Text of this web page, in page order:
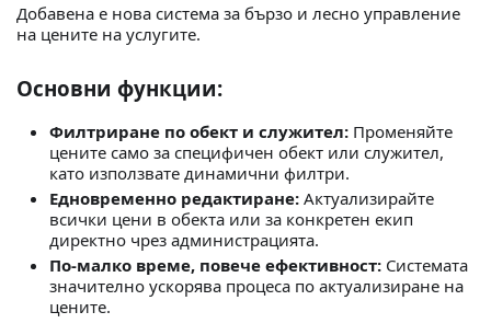
Добавена е нова система за бързо и лесно управление
на цените на услугите.
Основни функции:
Филтриране по обект и служител: Променяйте
цените само за специфичен обект или служител,
като използвате динамични филтри.
Едновременно редактиране: Актуализирайте
всички цени в обекта или за конкретен екип
директно чрез администрацията.
По-малко време, повече ефективност: Системата
значително ускорява процеса по актуализиране на
цените.